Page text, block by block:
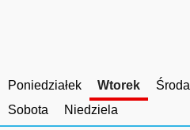
Poniedziałek Wtorek Środa
Sobota
Niedziela